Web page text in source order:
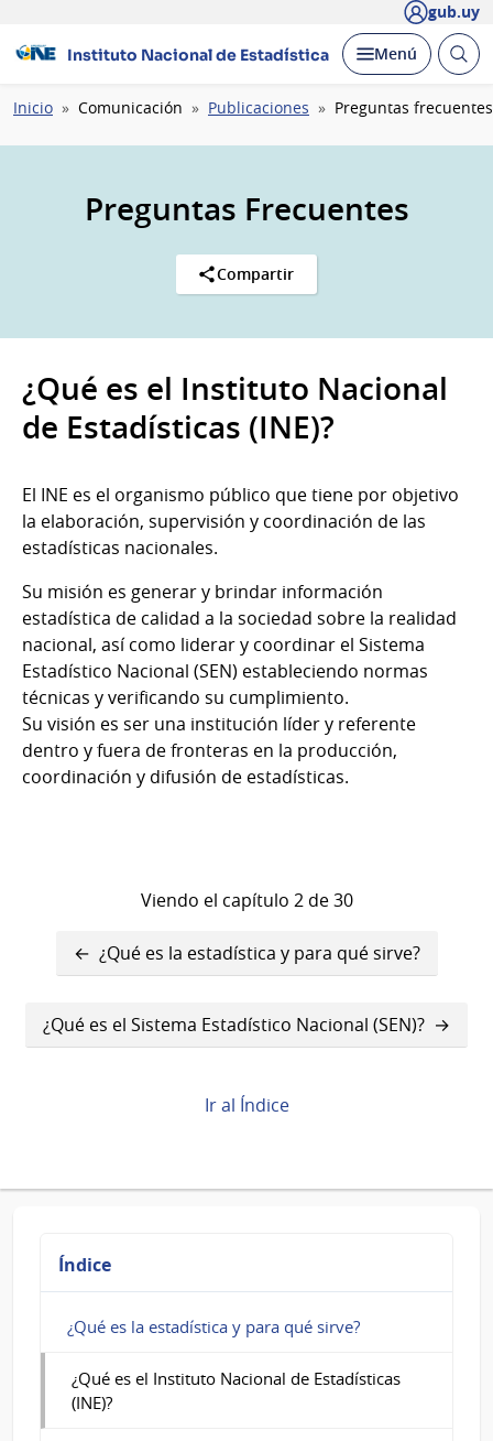
gub.uy
Instituto Nacional de Estadística Desplegar
Menú Abrir
Ruta
navegación
Inicio Comunicación Publicaciones Preguntas frecuentes
Preguntas Frecuentes
Compartir
¿Qué es el Instituto Nacional
de Estadísticas (INE)?
El INE es el organismo público que tiene por objetivo
la elaboración, supervisión y coordinación de las
estadísticas nacionales.
Su misión es generar y brindar información
estadística de calidad a la sociedad sobre la realidad
nacional, así como liderar y coordinar el Sistema
Estadístico Nacional (SEN) estableciendo normas
técnicas y verificando su cumplimiento.
Su visión es ser una institución líder y referente
dentro y fuera de fronteras en la producción,
coordinación y difusión de estadísticas.
Viendo el capítulo 2 de 30
Enlaces
transversales
de
es
Instituto
Nacional
Estadísticas
(INE)?
¿Qué es la estadística y para qué sirve?
¿Qué es el Sistema Estadístico Nacional (SEN)?
Ir al Índice
Índice
¿Qué es la estadística y para qué sirve?
¿Qué es el Instituto Nacional de Estadísticas
(INE)?